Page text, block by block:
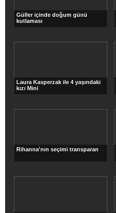
Güller içinde doğum günü
kutlaması
Laura Kasperzak ile 4 yaşındaki
kızı Mini
Rihanna'nın seçimi transparan